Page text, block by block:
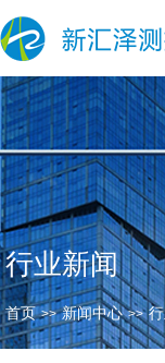
行业新闻
首页 >> 新闻中心 >>